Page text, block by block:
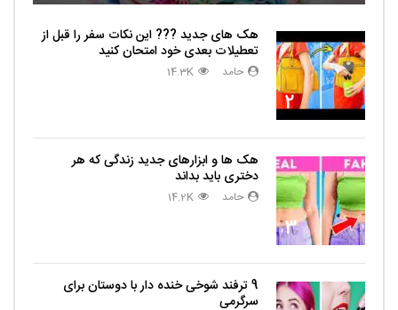
2
هک های جدید ??️? این نکات سفر را قبل از
تعطیلات بعدی خود امتحان کنید
حامد 14.3K
3
هک ها و ابزارهای جدید زندگی که هر
دختری باید بداند
حامد 14.2K
9 ترفند شوخی خنده دار با دوستان برای
سرگرمی